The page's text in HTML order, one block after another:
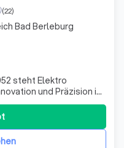
(22)
steht Elektro
und Präzision in
uns auf die Planung
Elektroinstallationen
und
ist es,
Bad Berleburg